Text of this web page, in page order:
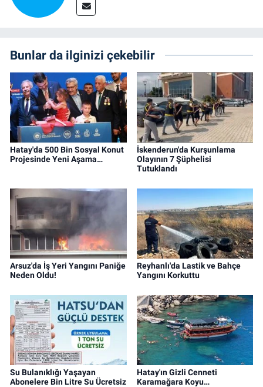
Bunlar da ilginizi çekebilir
Hatay'da 500 Bin Sosyal Konut
Projesinde Yeni Aşama…
İskenderun'da Kurşunlama
Olayının 7 Şüphelisi
Tutuklandı
Arsuz'da İş Yeri Yangını Paniğe
Neden Oldu!
Reyhanlı'da Lastik ve Bahçe
Yangını Korkuttu
Su Bulanıklığı Yaşayan
Abonelere Bin Litre Su Ücretsiz
Hatay'ın Gizli Cenneti
Karamağara Koyu…